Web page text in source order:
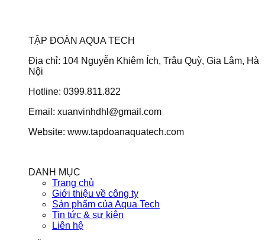
TẬP ĐOÀN AQUA TECH
Địa chỉ: 104 Nguyễn Khiêm Ích, Trâu Quỳ, Gia Lâm, Hà
Nội
Hotline: 0399.811.822
Email: xuanvinhdhl@gmail.com
Website: www.tapdoanaquatech.com
DANH MỤC
Trang chủ
Giới thiệu về công ty
Sản phẩm của Aqua Tech
Tin tức & sự kiện
Liên hệ